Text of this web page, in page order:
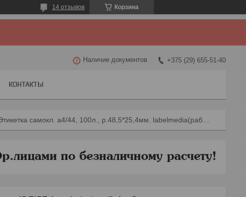
Корзина
14 отзывов
Наличие документов +375 (29) 655-51-40
КОНТАКТЫ
Этикетка самокл. а4/44, 100л., р.48,5*25,4мм. labelmedia(работаем с юр лицами и ип)